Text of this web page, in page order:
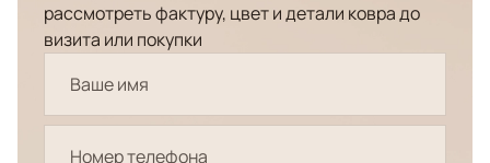
рассмотреть фактуру, цвет и детали ковра до
визита или покупки